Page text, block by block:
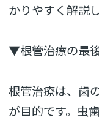
かりやすく解説
▼根管治療の最
根管治療は、歯
が目的です。虫